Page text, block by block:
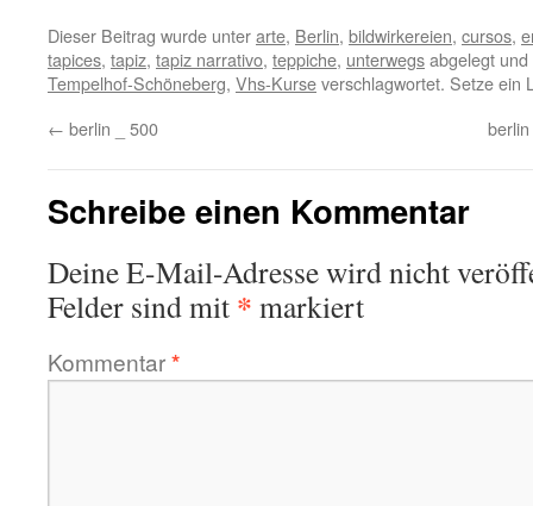
Dieser Beitrag wurde unterarte, Berlin, bildwirkereien, cursos,
tapices, tapiz, tapiz narrativo, teppiche, unterwegsabgelegt
Tempelhof-Schöneberg, Vhs-Kurseverschlagwortet. Setze ein
← berlin _ 500
Schreibe einen Kommentar
Deine E-Mail-Adresse wird nicht
Felder sind mit * markiert
Kommentar*